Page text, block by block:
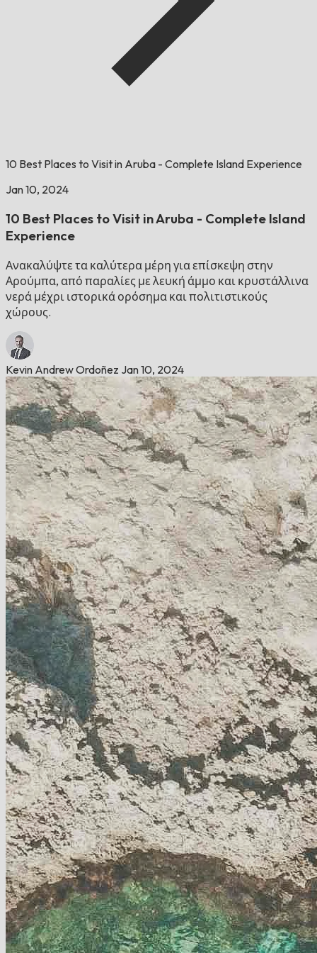
10 Best Places to Visit in Aruba - Complete Island Experience
Jan 10, 2024
10 Best Places to Visit in Aruba - Complete Island
Experience
Ανακαλύψτε τα καλύτερα μέρη για επίσκεψη στην
Αρούμπα, από παραλίες με λευκή άμμο και κρυστάλλινα
νερά μέχρι ιστορικά ορόσημα και πολιτιστικούς
χώρους.
Kevin Andrew Ordoñez Jan 10, 2024